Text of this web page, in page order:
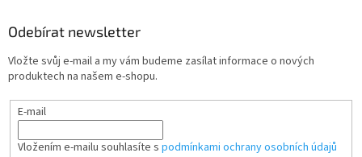
Odebírat newsletter
Vložte svůj e-mail a my vám budeme zasílat informace o nových
produktech na našem e-shopu.
E-mail
Vložením e-mailu souhlasíte s podmínkami ochrany osobních údajů